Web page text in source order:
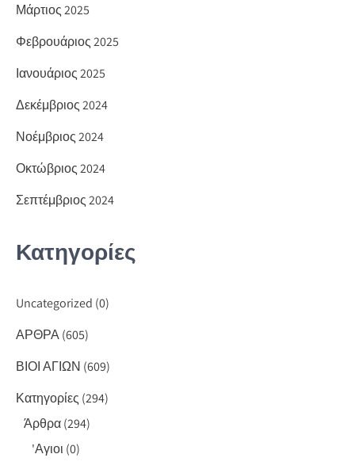
Μάρτιος 2025
Φεβρουάριος 2025
Ιανουάριος 2025
Δεκέμβριος 2024
Νοέμβριος 2024
Οκτώβριος 2024
Σεπτέμβριος 2024
Κατηγορίες
Uncategorized (0)
ΑΡΘΡΑ(605)
ΒΙΟΙ ΑΓΙΩΝ (609)
Κατηγορίες (294)
Άρθρα(294)
'Αγιοι (0)